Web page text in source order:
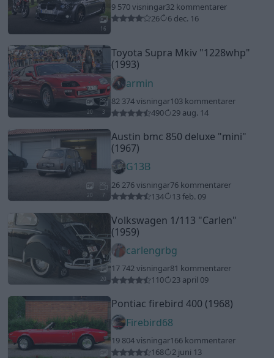
16
9 570 visningar32 kommentarer
26
6 dec. 16
20 3
Toyota Supra Mkiv "1228whp"
(1993)
armin
82 374 visningar103 kommentarer
490
29 aug. 14
20 7
Austin bmc 850 deluxe "mini"
(1967)
G13B
26 276 visningar76 kommentarer
134
13 feb. 09
20
Volkswagen 1/113 "Carlen"
(1959)
carlengrbg
17 742 visningar81 kommentarer
110
23 april 09
Pontiac firebird 400 (1968)
Firebird68
19 804 visningar166 kommentarer
168
2 juni 13